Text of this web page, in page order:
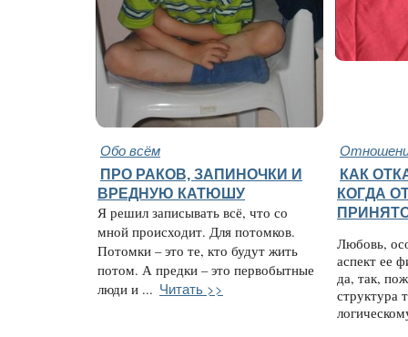
Обо всём
ПРО РАКОВ, ЗАПИНОЧКИ И
ВРЕДНУЮ КАТЮШУ
Я решил записывать всё, что со
мной происходит. Для потомков.
Потомки – это те, кто будут жить
потом. А предки – это первобытные
люди и ... Читать >>
КАК
КОГДА
Любовь,
аспект ее
да, так,
структура